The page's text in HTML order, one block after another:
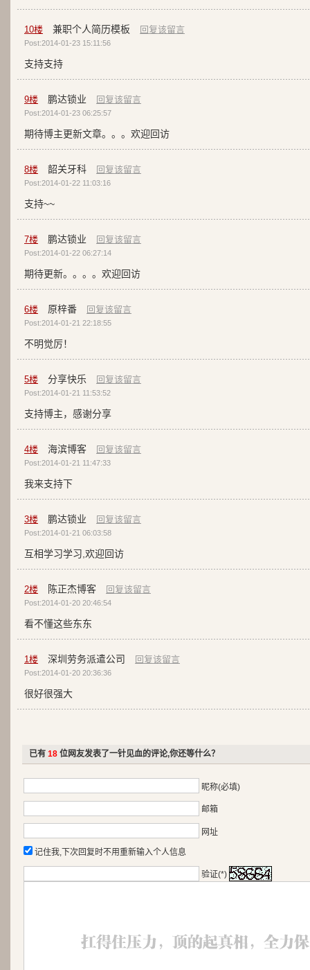
10楼 兼职个人简历模板 回复该留言
Post:2014-01-23 15:11:56
支持支持
9楼 鹏达锁业 回复该留言
Post:2014-01-23 06:25:57
期待博主更新文章。。。欢迎回访
8楼 韶关牙科 回复该留言
Post:2014-01-22 11:03:16
支持~~
7楼 鹏达锁业 回复该留言
Post:2014-01-22 06:27:14
期待更新。。。。欢迎回访
6楼 原梓番 回复该留言
Post:2014-01-21 22:18:55
不明觉厉！
5楼 分享快乐 回复该留言
Post:2014-01-21 11:53:52
支持博主，感谢分享
4楼 海滨博客 回复该留言
Post:2014-01-21 11:47:33
我来支持下
3楼 鹏达锁业 回复该留言
Post:2014-01-21 06:03:58
互相学习学习,欢迎回访
2楼 陈正杰博客 回复该留言
Post:2014-01-20 20:46:54
看不懂这些东东
1楼 深圳劳务派遣公司 回复该留言
Post:2014-01-20 20:36:36
很好很强大
已有 18位网友发表了一针见血的评论,你还等什么？
昵称(必填)
邮箱
网址
记住我,下次回复时不用重新输入个人信息
验证(*)